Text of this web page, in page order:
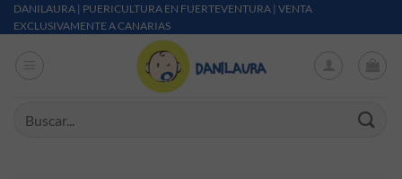
Saltar al contenido
DANILAURA | PUERICULTURA EN FUERTEVENTURA | VENTA
EXCLUSIVAMENTE A CANARIAS